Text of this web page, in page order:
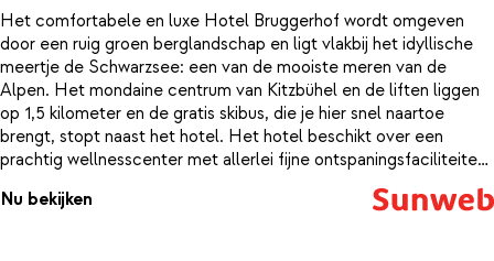
Het comfortabele en luxe Hotel Bruggerhof wordt omgeven
door een ruig groen berglandschap en ligt vlakbij het idyllische
meertje de Schwarzsee: een van de mooiste meren van de
Alpen. Het mondaine centrum van Kitzbühel en de liften liggen
op 1,5 kilometer en de gratis skibus, die je hier snel naartoe
brengt, stopt naast het hotel. Het hotel beschikt over een
prachtig wellnesscenter met allerlei fijne ontspaningsfaciliteiten.
glazen raam een panoramisch uitzicht op de Kitzbüheler Alpen
Nu bekijken